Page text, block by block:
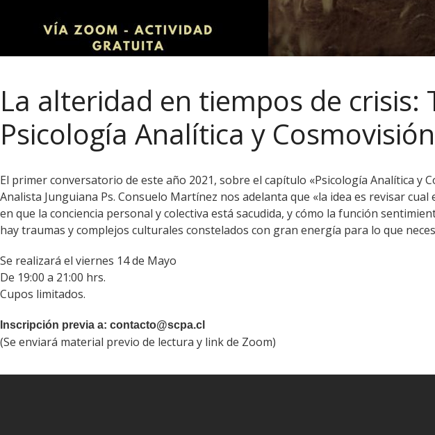
La alteridad en tiempos de
Psicología Analítica y Cosmovisión
El primer conversatorio de este año 2021, sobre el capítulo «Psicología Analítica y
Analista Junguiana Ps. Consuelo Martínez nos adelanta que «la idea es revisar
en que la conciencia personal y colectiva está sacudida, y cómo la función
hay traumas y complejos culturales constelados con gran energía para lo que
Se realizará el viernes 14 de Mayo
De 19:00 a 21:00 hrs.
Cupos limitados.
Inscripción previa a: contacto@scpa.cl
(Se enviará material previo de lectura y link de Zoom)